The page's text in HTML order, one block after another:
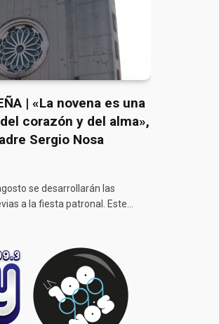
| «La novena es una
corazón y del alma»,
Sergio Nosa
se desarrollarán las
a la fiesta patronal. Este…